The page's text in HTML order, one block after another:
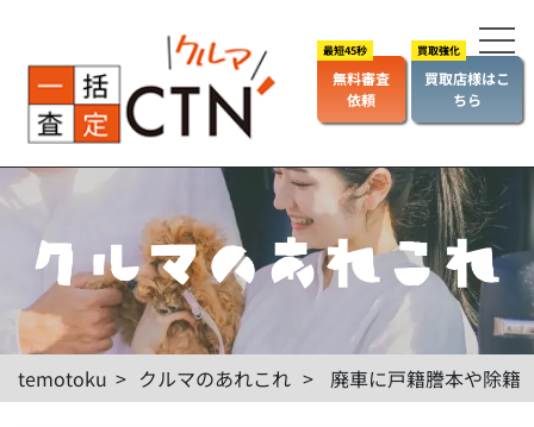
無料審査
依頼
買取店様はこ
ちら
temotoku > クルマのあれこれ > 廃車に戸籍謄本や除籍